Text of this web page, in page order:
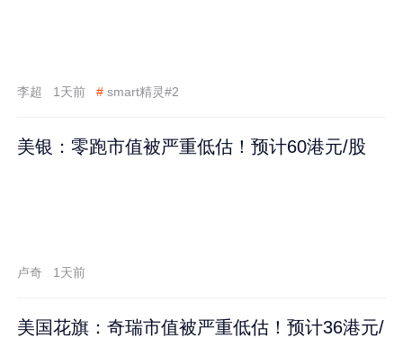
李超 1天前 # smart精灵#2
美银：零跑市值被严重低估！预计60港元/股
卢奇 1天前
美国花旗：奇瑞市值被严重低估！预计36港元/